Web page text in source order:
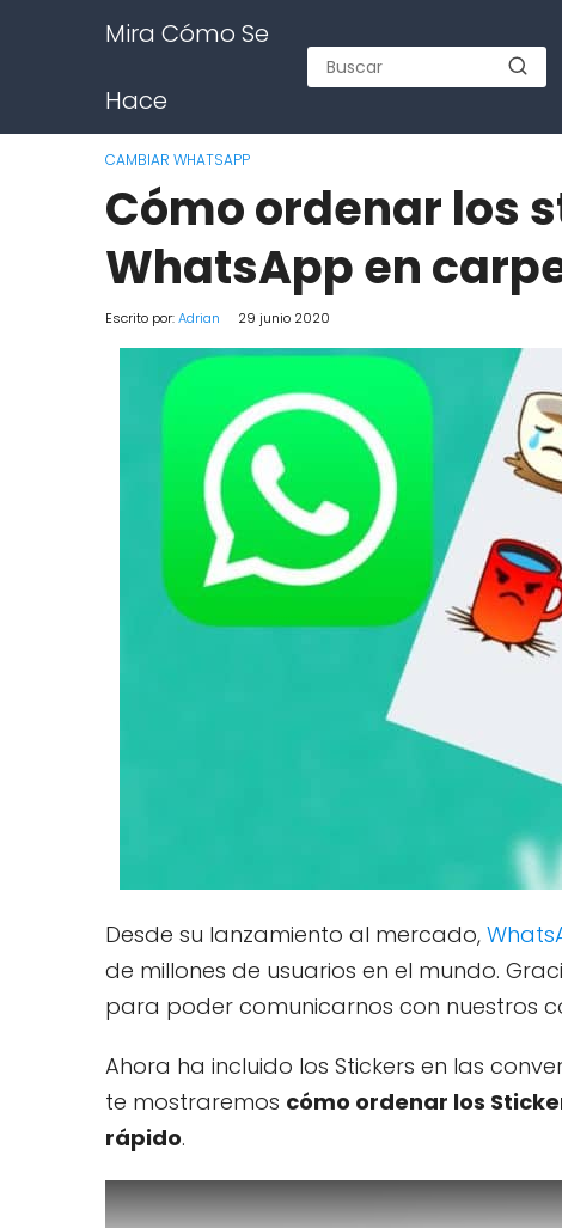
Mira Cómo Se
Hace
CAMBIAR WHATSAPP
Cómo ordenar los
WhatsApp en
Escrito por:Adrian 29 junio 2020
Desde su lanzamiento al mercado,
de millones de usuarios en el mundo.
para poder comunicarnos con nuestros
Ahora ha incluido los Stickers en las
te mostraremos cómo ordenar los
rápido.